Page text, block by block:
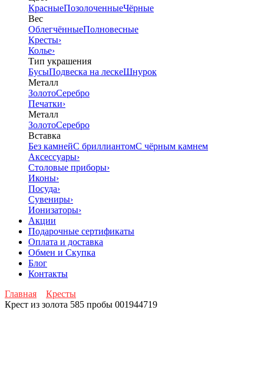
КрасныеПозолоченныеЧёрные
Вес
ОблегчённыеПолновесные
Кресты›
Колье›
Тип украшения
БусыПодвеска на лескеШнурок
Металл
ЗолотоСеребро
Печатки›
Металл
ЗолотоСеребро
Вставка
Без камнейС бриллиантомС чёрным камнем
Аксессуары›
Столовые приборы›
Иконы›
Посуда›
Сувениры›
Ионизаторы›
Акции
Подарочные сертификаты
Оплата и доставка
Обмен и Скупка
Блог
Контакты
Главная
Кресты
Крест из золота 585 пробы 001944719